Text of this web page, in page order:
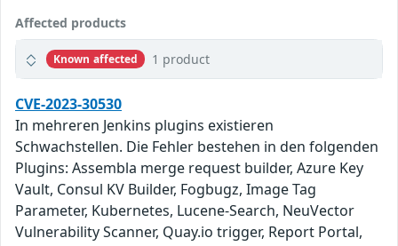
Affected products
Known affected 1 product
CVE-2023-30530
In mehreren Jenkins plugins existieren
Schwachstellen. Die Fehler bestehen in den folgenden
Plugins: Assembla merge request builder, Azure Key
Vault, Consul KV Builder, Fogbugz, Image Tag
Parameter, Kubernetes, Lucene-Search, NeuVector
Vulnerability Scanner, Quay.io trigger, Report Portal,